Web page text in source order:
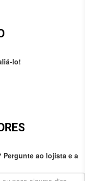
lo!
ao lojista e a